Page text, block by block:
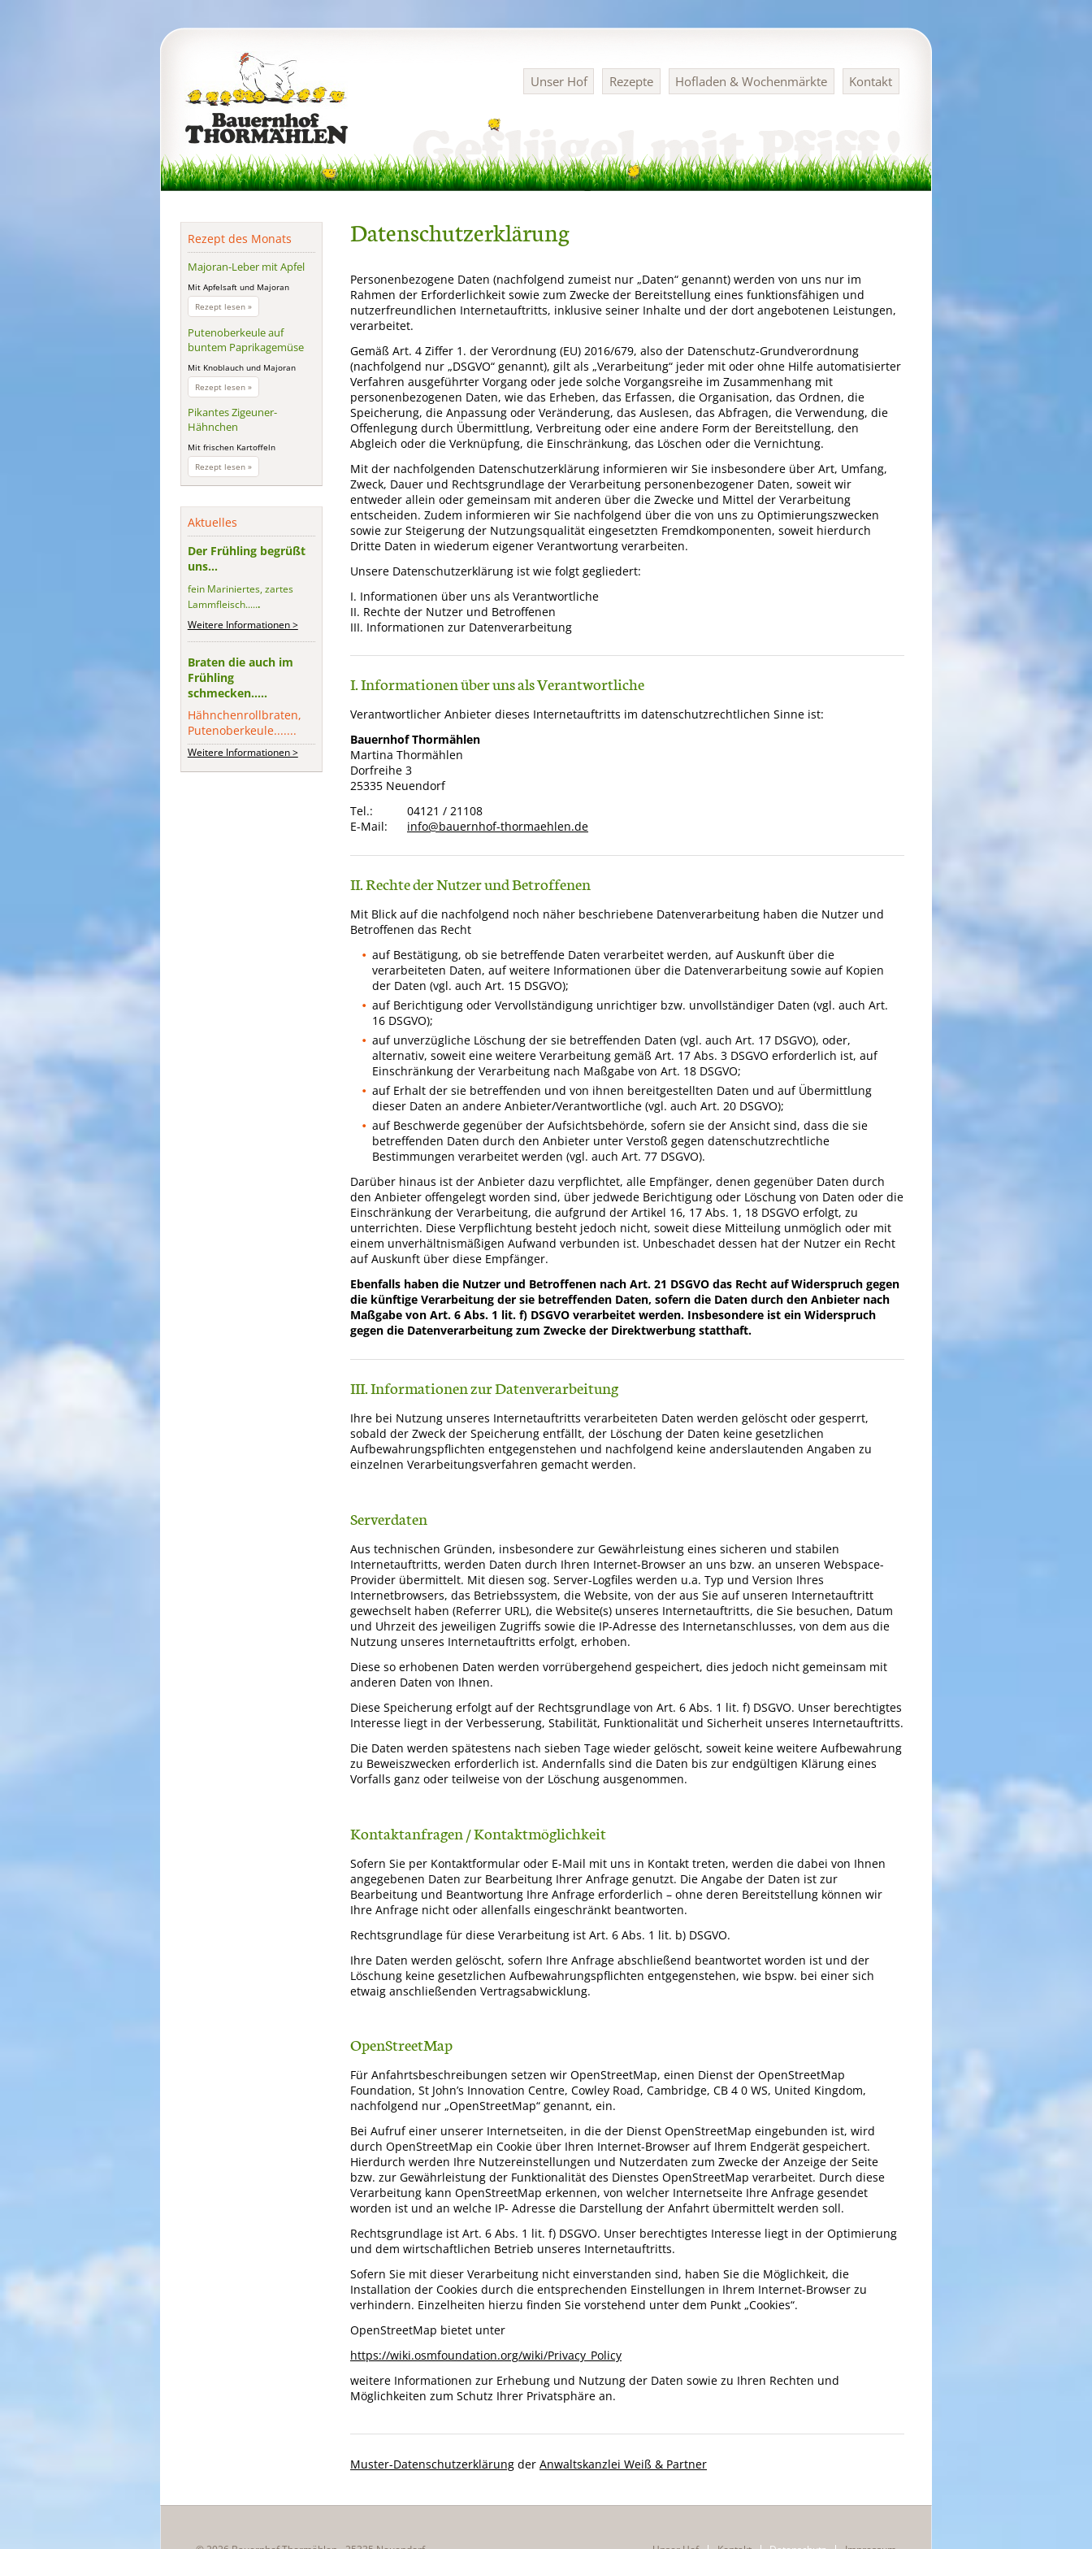
Navigation
überspringen
Unser Hof Rezepte Hofladen & Wochenmärkte Kontakt
Datenschutzerklärung
Personenbezogene Daten (nachfolgend zumeist nur „Daten“ genannt) werden von uns nur im
Rahmen der Erforderlichkeit sowie zum Zwecke der Bereitstellung eines funktionsfähigen und
nutzerfreundlichen Internetauftritts, inklusive seiner Inhalte und der dort angebotenen Leistungen,
verarbeitet.
Gemäß Art. 4 Ziffer 1. der Verordnung (EU) 2016/679, also der Datenschutz-Grundverordnung
(nachfolgend nur „DSGVO“ genannt), gilt als „Verarbeitung“ jeder mit oder ohne Hilfe automatisierter
Verfahren ausgeführter Vorgang oder jede solche Vorgangsreihe im Zusammenhang mit
personenbezogenen Daten, wie das Erheben, das Erfassen, die Organisation, das Ordnen, die
Speicherung, die Anpassung oder Veränderung, das Auslesen, das Abfragen, die Verwendung, die
Offenlegung durch Übermittlung, Verbreitung oder eine andere Form der Bereitstellung, den
Abgleich oder die Verknüpfung, die Einschränkung, das Löschen oder die Vernichtung.
Mit der nachfolgenden Datenschutzerklärung informieren wir Sie insbesondere über Art, Umfang,
Zweck, Dauer und Rechtsgrundlage der Verarbeitung personenbezogener Daten, soweit wir
entweder allein oder gemeinsam mit anderen über die Zwecke und Mittel der Verarbeitung
entscheiden. Zudem informieren wir Sie nachfolgend über die von uns zu Optimierungszwecken
sowie zur Steigerung der Nutzungsqualität eingesetzten Fremdkomponenten, soweit hierdurch
Dritte Daten in wiederum eigener Verantwortung verarbeiten.
Unsere Datenschutzerklärung ist wie folgt gegliedert:
I. Informationen über uns als Verantwortliche
II. Rechte der Nutzer und Betroffenen
III. Informationen zur Datenverarbeitung
I. Informationen über uns als Verantwortliche
Verantwortlicher Anbieter dieses Internetauftritts im datenschutzrechtlichen Sinne ist:
Bauernhof Thormählen
Martina Thormählen
Dorfreihe 3
25335 Neuendorf
Tel.:
04121 / 21108
E-Mail:
info@bauernhof-thormaehlen.de
II. Rechte der Nutzer und Betroffenen
Mit Blick auf die nachfolgend noch näher beschriebene Datenverarbeitung haben die Nutzer und
Betroffenen das Recht
auf Bestätigung, ob sie betreffende Daten verarbeitet werden, auf Auskunft über die
verarbeiteten Daten, auf weitere Informationen über die Datenverarbeitung sowie auf Kopien
der Daten (vgl. auch Art. 15 DSGVO);
auf Berichtigung oder Vervollständigung unrichtiger bzw. unvollständiger Daten (vgl. auch Art.
16 DSGVO);
auf unverzügliche Löschung der sie betreffenden Daten (vgl. auch Art. 17 DSGVO), oder,
alternativ, soweit eine weitere Verarbeitung gemäß Art. 17 Abs. 3 DSGVO erforderlich ist, auf
Einschränkung der Verarbeitung nach Maßgabe von Art. 18 DSGVO;
auf Erhalt der sie betreffenden und von ihnen bereitgestellten Daten und auf Übermittlung
dieser Daten an andere Anbieter/Verantwortliche (vgl. auch Art. 20 DSGVO);
auf Beschwerde gegenüber der Aufsichtsbehörde, sofern sie der Ansicht sind, dass die sie
betreffenden Daten durch den Anbieter unter Verstoß gegen datenschutzrechtliche
Bestimmungen verarbeitet werden (vgl. auch Art. 77 DSGVO).
Darüber hinaus ist der Anbieter dazu verpflichtet, alle Empfänger, denen gegenüber Daten durch
den Anbieter offengelegt worden sind, über jedwede Berichtigung oder Löschung von Daten oder die
Einschränkung der Verarbeitung, die aufgrund der Artikel 16, 17 Abs. 1, 18 DSGVO erfolgt, zu
unterrichten. Diese Verpflichtung besteht jedoch nicht, soweit diese Mitteilung unmöglich oder mit
einem unverhältnismäßigen Aufwand verbunden ist. Unbeschadet dessen hat der Nutzer ein Recht
auf Auskunft über diese Empfänger.
Ebenfalls haben die Nutzer und Betroffenen nach Art. 21 DSGVO das Recht auf Widerspruch gegen
die künftige Verarbeitung der sie betreffenden Daten, sofern die Daten durch den Anbieter nach
Maßgabe von Art. 6 Abs. 1 lit. f) DSGVO verarbeitet werden. Insbesondere ist ein Widerspruch
gegen die Datenverarbeitung zum Zwecke der Direktwerbung statthaft.
III. Informationen zur Datenverarbeitung
Ihre bei Nutzung unseres Internetauftritts verarbeiteten Daten werden gelöscht oder gesperrt,
sobald der Zweck der Speicherung entfällt, der Löschung der Daten keine gesetzlichen
Aufbewahrungspflichten entgegenstehen und nachfolgend keine anderslautenden Angaben zu
einzelnen Verarbeitungsverfahren gemacht werden.
Serverdaten
Aus technischen Gründen, insbesondere zur Gewährleistung eines sicheren und stabilen
Internetauftritts, werden Daten durch Ihren Internet-Browser an uns bzw. an unseren Webspace-
Provider übermittelt. Mit diesen sog. Server-Logfiles werden u.a. Typ und Version Ihres
Internetbrowsers, das Betriebssystem, die Website, von der aus Sie auf unseren Internetauftritt
gewechselt haben (Referrer URL), die Website(s) unseres Internetauftritts, die Sie besuchen, Datum
und Uhrzeit des jeweiligen Zugriffs sowie die IP-Adresse des Internetanschlusses, von dem aus die
Nutzung unseres Internetauftritts erfolgt, erhoben.
Diese so erhobenen Daten werden vorrübergehend gespeichert, dies jedoch nicht gemeinsam mit
anderen Daten von Ihnen.
Diese Speicherung erfolgt auf der Rechtsgrundlage von Art. 6 Abs. 1 lit. f) DSGVO. Unser berechtigtes
Interesse liegt in der Verbesserung, Stabilität, Funktionalität und Sicherheit unseres Internetauftritts.
Die Daten werden spätestens nach sieben Tage wieder gelöscht, soweit keine weitere Aufbewahrung
zu Beweiszwecken erforderlich ist. Andernfalls sind die Daten bis zur endgültigen Klärung eines
Vorfalls ganz oder teilweise von der Löschung ausgenommen.
Kontaktanfragen / Kontaktmöglichkeit
Sofern Sie per Kontaktformular oder E-Mail mit uns in Kontakt treten, werden die dabei von Ihnen
angegebenen Daten zur Bearbeitung Ihrer Anfrage genutzt. Die Angabe der Daten ist zur
Bearbeitung und Beantwortung Ihre Anfrage erforderlich – ohne deren Bereitstellung können wir
Ihre Anfrage nicht oder allenfalls eingeschränkt beantworten.
Rechtsgrundlage für diese Verarbeitung ist Art. 6 Abs. 1 lit. b) DSGVO.
Ihre Daten werden gelöscht, sofern Ihre Anfrage abschließend beantwortet worden ist und der
Löschung keine gesetzlichen Aufbewahrungspflichten entgegenstehen, wie bspw. bei einer sich
etwaig anschließenden Vertragsabwicklung.
OpenStreetMap
Für Anfahrtsbeschreibungen setzen wir OpenStreetMap, einen Dienst der OpenStreetMap
Foundation, St John’s Innovation Centre, Cowley Road, Cambridge, CB 4 0 WS, United Kingdom,
nachfolgend nur „OpenStreetMap“ genannt, ein.
Bei Aufruf einer unserer Internetseiten, in die der Dienst OpenStreetMap eingebunden ist, wird
durch OpenStreetMap ein Cookie über Ihren Internet-Browser auf Ihrem Endgerät gespeichert.
Hierdurch werden Ihre Nutzereinstellungen und Nutzerdaten zum Zwecke der Anzeige der Seite
bzw. zur Gewährleistung der Funktionalität des Dienstes OpenStreetMap verarbeitet. Durch diese
Verarbeitung kann OpenStreetMap erkennen, von welcher Internetseite Ihre Anfrage gesendet
worden ist und an welche IP- Adresse die Darstellung der Anfahrt übermittelt werden soll.
Rechtsgrundlage ist Art. 6 Abs. 1 lit. f) DSGVO. Unser berechtigtes Interesse liegt in der Optimierung
und dem wirtschaftlichen Betrieb unseres Internetauftritts.
Sofern Sie mit dieser Verarbeitung nicht einverstanden sind, haben Sie die Möglichkeit, die
Installation der Cookies durch die entsprechenden Einstellungen in Ihrem Internet-Browser zu
verhindern. Einzelheiten hierzu finden Sie vorstehend unter dem Punkt „Cookies“.
OpenStreetMap bietet unter
https://wiki.osmfoundation.org/wiki/Privacy_Policy
weitere Informationen zur Erhebung und Nutzung der Daten sowie zu Ihren Rechten und
Möglichkeiten zum Schutz Ihrer Privatsphäre an.
Muster-Datenschutzerklärung der Anwaltskanzlei Weiß & Partner
Rezept des Monats
Majoran-Leber mit Apfel
Mit Apfelsaft und Majoran
Rezept lesen »Majoran-
Leber
mit
Apfel
Putenoberkeule auf
buntem Paprikagemüse
Mit Knoblauch und Majoran
Rezept lesen »Putenoberkeule
auf
Paprikagemüse
Pikantes Zigeuner-
Hähnchen
Mit frischen Kartoffeln
Rezept lesen »Pikantes
Zigeuner-
Hähnchen
Aktuelles
Der Frühling begrüßt
uns...
fein Mariniertes, zartes
Lammfleisch......
Weitere Informationen >
Braten die auch im
Frühling
schmecken.....
Hähnchenrollbraten,
Putenoberkeule.......
Weitere Informationen >